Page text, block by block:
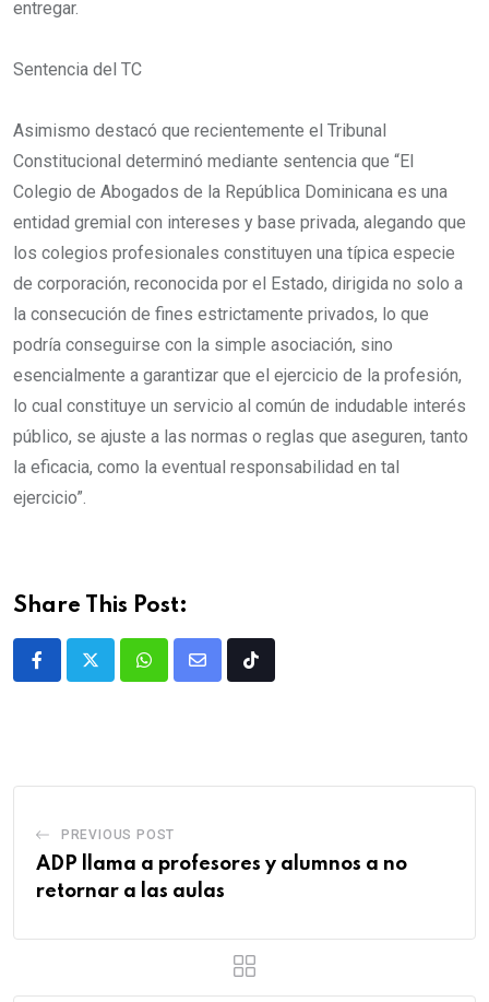
entregar.
Sentencia del TC
Asimismo destacó que recientemente el Tribunal
Constitucional determinó mediante sentencia que “El
Colegio de Abogados de la República Dominicana es una
entidad gremial con intereses y base privada, alegando que
los colegios profesionales constituyen una típica especie
de corporación, reconocida por el Estado, dirigida no solo a
la consecución de fines estrictamente privados, lo que
podría conseguirse con la simple asociación, sino
esencialmente a garantizar que el ejercicio de la profesión,
lo cual constituye un servicio al común de indudable interés
público, se ajuste a las normas o reglas que aseguren, tanto
la eficacia, como la eventual responsabilidad en tal
ejercicio”.
Share This Post:
PREVIOUS POST
ADP llama a profesores y alumnos a no
retornar a las aulas